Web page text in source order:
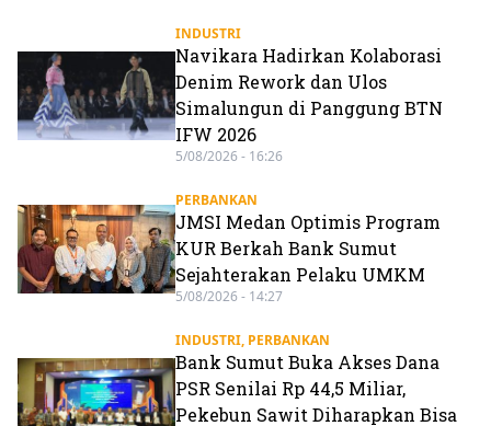
INDUSTRI
Navikara Hadirkan Kolaborasi
Denim Rework dan Ulos
Simalungun di Panggung BTN
IFW 2026
5/08/2026 - 16:26
PERBANKAN
JMSI Medan Optimis Program
KUR Berkah Bank Sumut
Sejahterakan Pelaku UMKM
5/08/2026 - 14:27
INDUSTRI, PERBANKAN
Bank Sumut Buka Akses Dana
PSR Senilai Rp 44,5 Miliar,
Pekebun Sawit Diharapkan Bisa